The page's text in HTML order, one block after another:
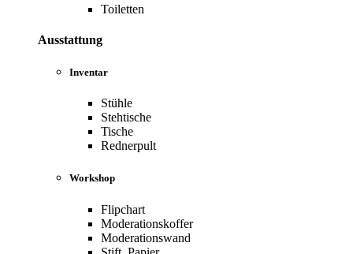
Toiletten
Ausstattung
Inventar
Stühle
Stehtische
Tische
Rednerpult
Workshop
Flipchart
Moderationskoffer
Moderationswand